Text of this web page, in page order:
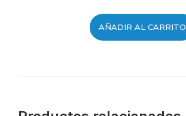
AÑADIR AL CARRITO